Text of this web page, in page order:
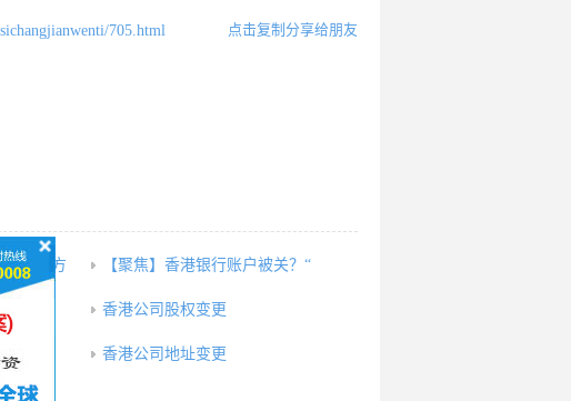
705.html 点击复制分享给朋友
新应对方 【聚焦】香港银行账户被关？“
香港公司股权变更
香港公司地址变更